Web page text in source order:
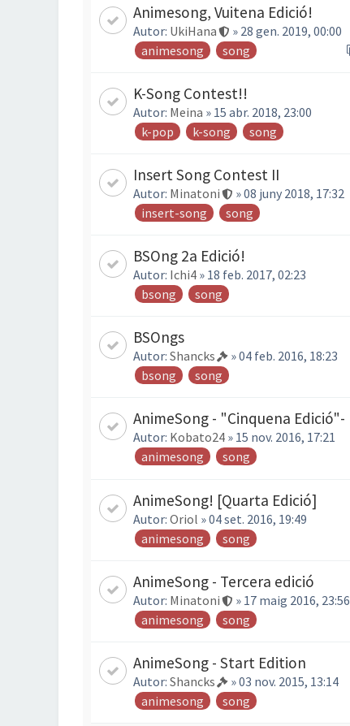
Animesong, Vuitena Edició!
Autor: UkiHana » 28 gen. 2019, 00:00
animesong song
K-Song Contest!!
Autor: Meina » 15 abr. 2018, 23:00
k-pop k-song song
Insert Song Contest II
Autor: Minatoni » 08 juny 2018, 17:32
insert-song song
BSOng 2a Edició!
Autor: Ichi4 » 18 feb. 2017, 02:23
bsong song
BSOngs
Autor: Shancks » 04 feb. 2016, 18:23
bsong song
AnimeSong - "Cinquena Edició"-
Autor: Kobato24 » 15 nov. 2016, 17:21
animesong song
AnimeSong! [Quarta Edició]
Autor: Oriol » 04 set. 2016, 19:49
animesong song
AnimeSong - Tercera edició
Autor: Minatoni » 17 maig 2016, 23:56
animesong song
AnimeSong - Start Edition
Autor: Shancks » 03 nov. 2015, 13:14
animesong song